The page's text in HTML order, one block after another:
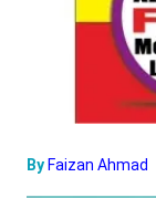
ByFaizan Ahmad